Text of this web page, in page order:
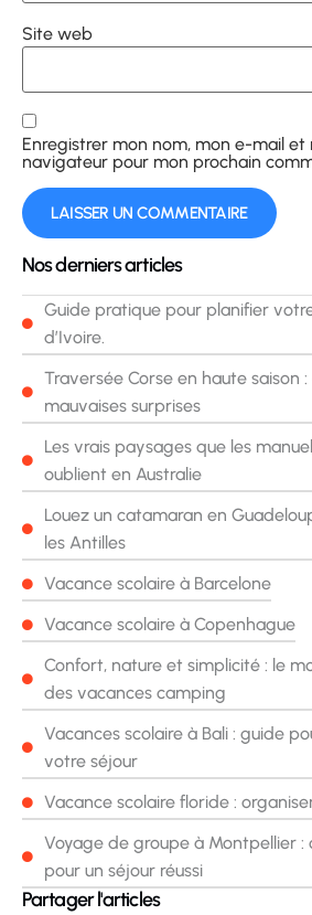
Site web
Enregistrer mon nom, mon e-mail et
navigateur pour mon prochain
Nos derniers articles
Guide pratique pour planifier
d’Ivoire.
Traversée Corse en haute saison
mauvaises surprises
Les vrais paysages que les
oublient en Australie
Louez un catamaran en
les Antilles
Vacance scolaire à Barcelone
Vacance scolaire à Copenhague
Confort, nature et simplicité : le
des vacances camping
Vacances scolaire à Bali : guide
votre séjour
Vacance scolaire floride :
Voyage de groupe à Montpellier :
pour un séjour réussi
Partager l'articles